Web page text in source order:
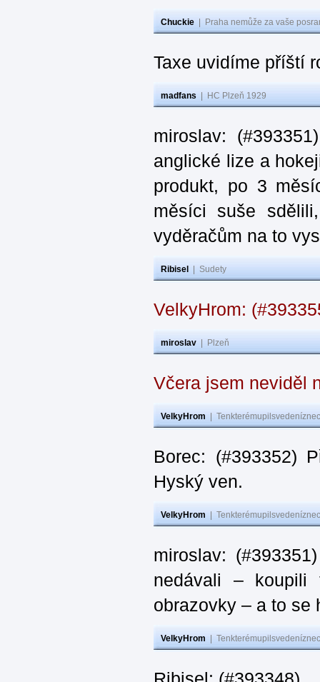
Chuckie Praha nemůže za vaše
Taxe uvidíme příští
madfans HC Plzeň 1929
miroslav:
anglické lize a
produkt, po 3
měsíci suše
vyděračům na to
Ribisel Sudety
VelkyHrom:
miroslav Plzeň
Včera jsem neviděl
VelkyHrom
Borec: (#393352)
Hyský ven.
VelkyHrom
miroslav:
nedávali –
obrazovky – a to
VelkyHrom